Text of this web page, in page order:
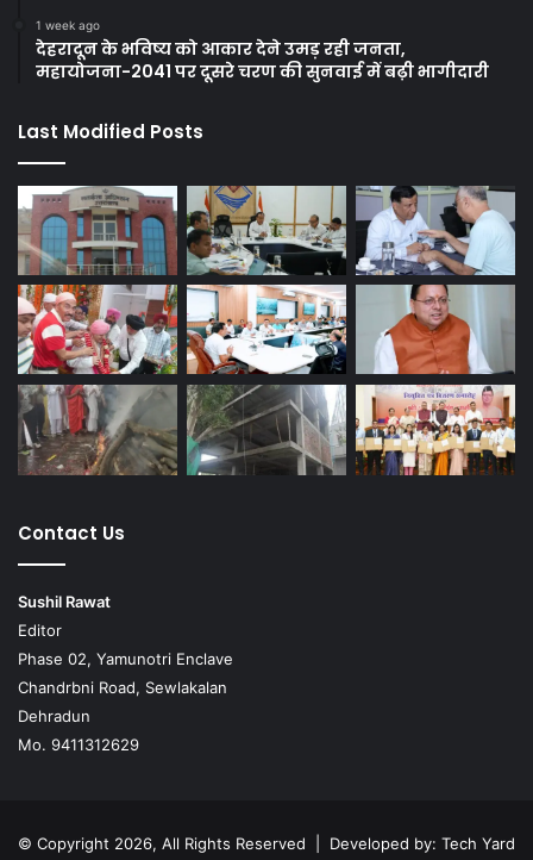
1 week ago
देहरादून के भविष्य को आकार देने उमड़ रही जनता,
महायोजना-2041 पर दूसरे चरण की सुनवाई में बढ़ी भागीदारी
Last Modified Posts
Contact Us
Sushil Rawat
Editor
Phase 02, Yamunotri Enclave
Chandrbni Road, Sewlakalan
Dehradun
Mo. 9411312629
© Copyright 2026, All Rights Reserved | Developed by: Tech Yard